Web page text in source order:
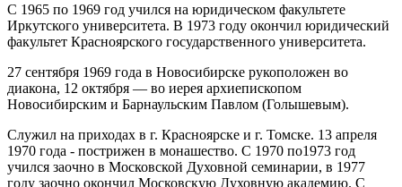
С 1965 по 1969 год учился на юридическом факультете
Иркутского университета. В 1973 году окончил юридический
факультет Красноярского государственного университета.
27 сентября 1969 года в Новосибирске рукоположен во
диакона, 12 октября — во иерея архиепископом
Новосибирским и Барнаульским Павлом (Голышевым).
Служил на приходах в г. Красноярске и г. Томске. 13 апреля
1970 года - пострижен в монашество. С 1970 по1973 год
учился заочно в Московской Духовной семинарии, в 1977
году заочно окончил Московскую Духовную академию. С